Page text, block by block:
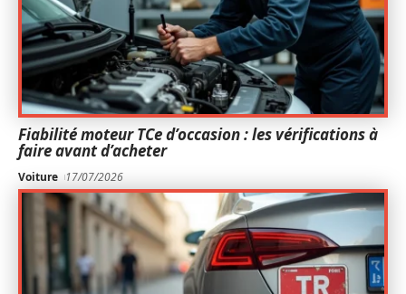
Fiabilité moteur TCe d’occasion : les vérifications à
faire avant d’acheter
Voiture 17/07/2026